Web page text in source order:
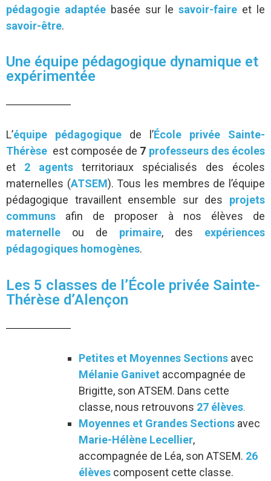
pédagogie adaptée basée sur le savoir-faire et le
savoir-être.
Une équipe pédagogique dynamique et
expérimentée
L’équipe pédagogique de l’École privée Sainte-
Thérèse est composée de 7 professeurs des écoles
et 2 agents territoriaux spécialisés des écoles
maternelles (ATSEM). Tous les membres de l’équipe
pédagogique travaillent ensemble sur des projets
communs afin de proposer à nos élèves de
maternelle ou de primaire, des expériences
pédagogiques homogènes.
Les 5 classes de l’École privée Sainte-
Thérèse d’Alençon
Petites et Moyennes Sections avec
Mélanie Ganivet accompagnée de
Brigitte, son ATSEM. Dans cette
classe, nous retrouvons 27 élèves.
Moyennes et Grandes Sections avec
Marie-Hélène Lecellier,
accompagnée de Léa, son ATSEM. 26
élèves composent cette classe.